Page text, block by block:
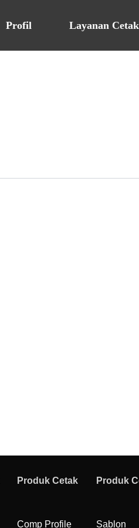
Profil Layanan Cetak
Produk Cetak
Comp Profile
Produk
Sablon